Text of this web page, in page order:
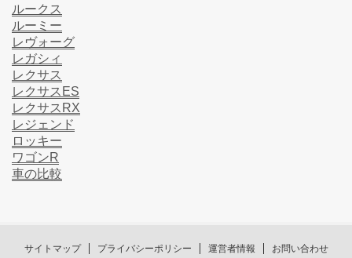
ルークス
ルーミー
レヴォーグ
レガシィ
レクサス
レクサスES
レクサスRX
レジェンド
ロッキー
ワゴンR
車の比較
サイトマップ プライバシーポリシー 運営者情報 お問い合わせ